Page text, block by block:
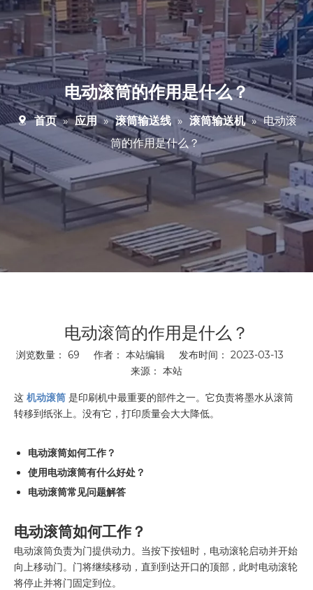
电动滚筒的作用是什么？
首页 » 应用 » 滚筒输送线 » 滚筒输送机 » 电动滚
筒的作用是什么？
电动滚筒的作用是什么？
浏览数量： 69 作者： 本站编辑 发布时间： 2023-03-13
来源： 本站
["wechat"]
这 机动滚筒 是印刷机中最重要的部件之一。它负责将墨水从滚筒
转移到纸张上。没有它，打印质量会大大降低。
电动滚筒如何工作？
使用电动滚筒有什么好处？
电动滚筒常见问题解答
电动滚筒如何工作？
电动滚筒负责为门提供动力。当按下按钮时，电动滚轮启动并开始
向上移动门。门将继续移动，直到到达开口的顶部，此时电动滚轮
将停止并将门固定到位。